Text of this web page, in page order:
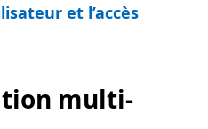
et l’accès
multi-